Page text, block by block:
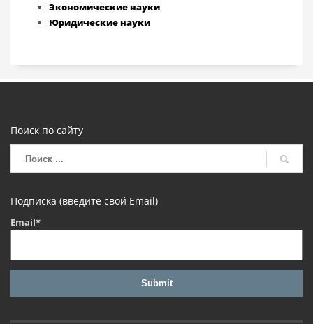
Экономические науки
Юридические науки
Поиск по сайту
Подписка (введите свой Email)
Email*